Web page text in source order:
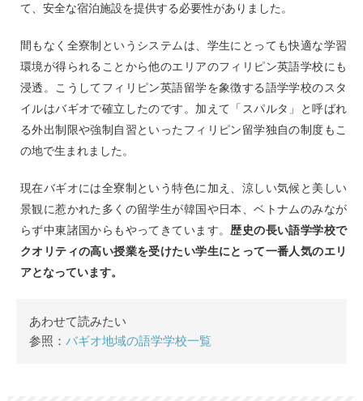
て、安全な宿泊施設を提供する必要性がありました。
間もなく全寮制というシステムは、学生にとっても快適な学習
環境が得られることから他のエリアのフィリピン英語学校にも
浸透。こうしてフィリピン英語留学を象徴する語学学校のスタ
イルはバギオで確立したのです。加えて「スパルタ」と呼ばれ
る外出制限や強制自習といったフィリピン留学独自の制度もこ
の地で生まれました。
現在バギオには全寮制という特色に加え、涼しい気候と美しい
景観に惹かれた多くの留学生が韓国や日本、ベトナムのみなが
らず中東諸国からもやってきています。 歴史の長い語学学校で
クオリティの高い授業を受けたい学生にとって一番人気のエリ
アとなっています。
あわせて読みたい
参照： バギオ地域の語学学校一覧